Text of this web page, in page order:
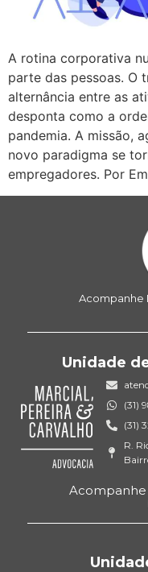
A rotina corporativa
parte das pessoas. O
alternância entre as
desponta como a
pandemia. A missão,
novo paradigma se
empregadores. Por
Acompanhe
Unidade
(31)
(31)
R.
Acompanhe